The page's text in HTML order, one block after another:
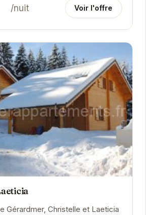
/nuit Voir l'offre
Gérardmer, Christelle et Laeticia